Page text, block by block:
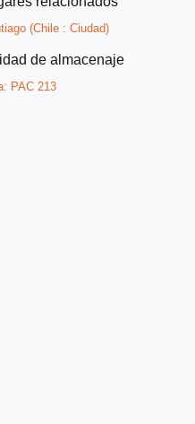
(Chile : Ciudad)
de almacenaje
PAC 213